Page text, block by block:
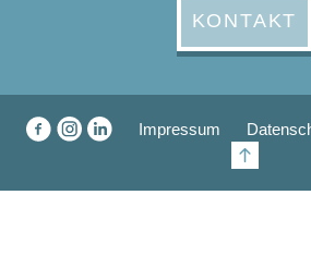
KONTAKT
Impressum